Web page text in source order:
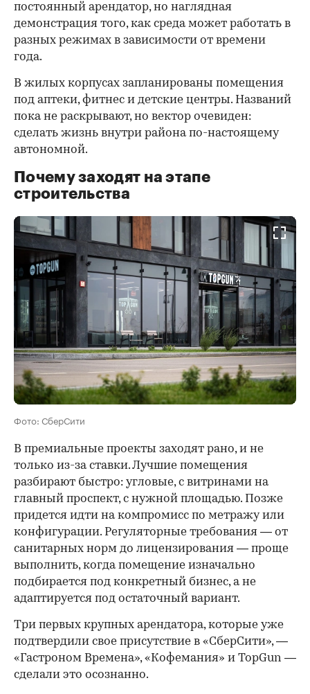
постоянный арендатор, но наглядная
демонстрация того, как среда может работать в
разных режимах в зависимости от времени
года.
В жилых корпусах запланированы помещения
под аптеки, фитнес и детские центры. Названий
пока не раскрывают, но вектор очевиден:
сделать жизнь внутри района по-настоящему
автономной.
Почему заходят на этапе
строительства
Фото: СберСити
В премиальные проекты заходят рано, и не
только из-за ставки. Лучшие помещения
разбирают быстро: угловые, с витринами на
главный проспект, с нужной площадью. Позже
придется идти на компромисс по метражу или
конфигурации. Регуляторные требования — от
санитарных норм до лицензирования — проще
выполнить, когда помещение изначально
подбирается под конкретный бизнес, а не
адаптируется под остаточный вариант.
Три первых крупных арендатора, которые уже
подтвердили свое присутствие в «СберСити», —
«Гастроном Времена», «Кофемания» и TopGun —
сделали это осознанно.